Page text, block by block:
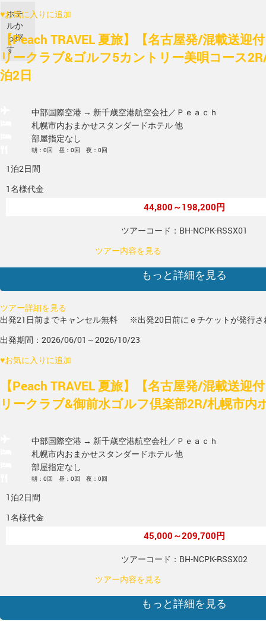
ホテ
ルか
ら探
す
♥お気に入りに追加
【Peach TRAVEL 夏旅】【名古屋発/混載送迎
リークラブ&ゴルフ5カントリー美唄コース
泊2日
中部国際空港 → 新千歳空港航空会社／Ｐｅａｃｈ
札幌市内おまかせスタンダードホテル 他
部屋指定なし
朝：0回 昼：0回 夜：0回
1泊2日間
1名様代金
44,800～198,200円
ツアーコード：BH-NCPK-RSSX01
ツアー内容を見る
もっと詳細を見る
ツアー詳細を見る
出発21日前までキャンセル無料
※出発20日前にｅチケットが発行さ
出発期間：2026/06/01～2026/10/23
♥お気に入りに追加
【Peach TRAVEL 夏旅】【名古屋発/混載送迎
リークラブ&御前水ゴルフ倶楽部2R/札幌市内
中部国際空港 → 新千歳空港航空会社／Ｐｅａｃｈ
札幌市内おまかせスタンダードホテル 他
部屋指定なし
朝：0回 昼：0回 夜：0回
1泊2日間
1名様代金
45,000～209,700円
ツアーコード：BH-NCPK-RSSX02
ツアー内容を見る
もっと詳細を見る